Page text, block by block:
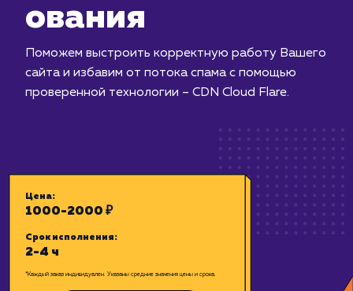
включение
ования
проверенной технологии – CDN